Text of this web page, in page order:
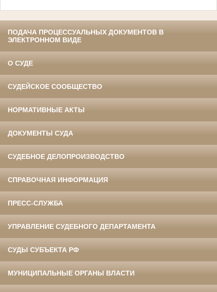
ПОДАЧА ПРОЦЕССУАЛЬНЫХ ДОКУМЕНТОВ В
ЭЛЕКТРОННОМ ВИДЕ
О СУДЕ
СУДЕЙСКОЕ СООБЩЕСТВО
НОРМАТИВНЫЕ АКТЫ
ДОКУМЕНТЫ СУДА
СУДЕБНОЕ ДЕЛОПРОИЗВОДСТВО
СПРАВОЧНАЯ ИНФОРМАЦИЯ
ПРЕСС-СЛУЖБА
УПРАВЛЕНИЕ СУДЕБНОГО ДЕПАРТАМЕНТА
СУДЫ СУБЪЕКТА РФ
МУНИЦИПАЛЬНЫЕ ОРГАНЫ ВЛАСТИ